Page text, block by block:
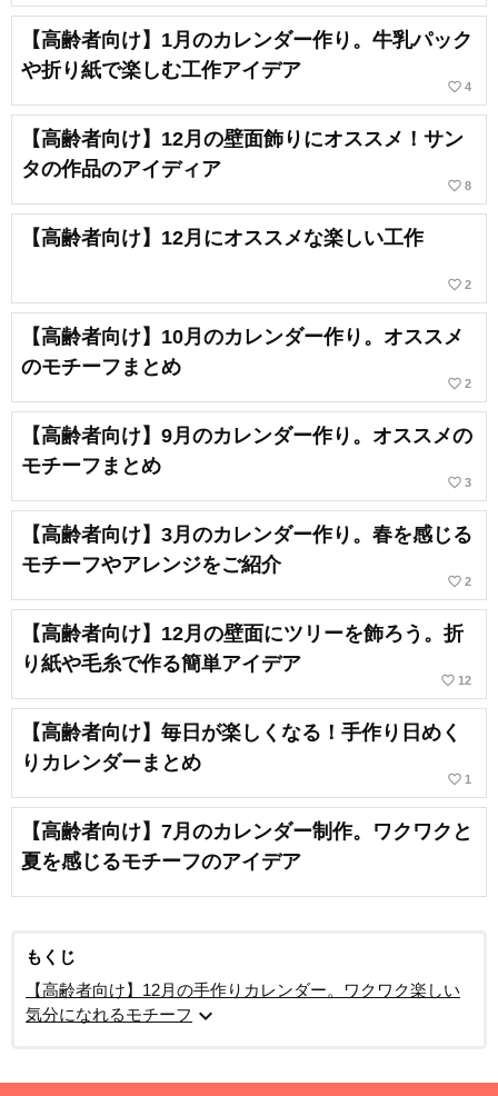
【高齢者向け】1月のカレンダー作り。牛乳パック
や折り紙で楽しむ工作アイデア
favorite_border 4
【高齢者向け】12月の壁面飾りにオススメ！サン
タの作品のアイディア
favorite_border 8
【高齢者向け】12月にオススメな楽しい工作
favorite_border 2
【高齢者向け】10月のカレンダー作り。オススメ
のモチーフまとめ
favorite_border 2
【高齢者向け】9月のカレンダー作り。オススメの
モチーフまとめ
favorite_border 3
【高齢者向け】3月のカレンダー作り。春を感じる
モチーフやアレンジをご紹介
favorite_border 2
【高齢者向け】12月の壁面にツリーを飾ろう。折
り紙や毛糸で作る簡単アイデア
favorite_border 12
【高齢者向け】毎日が楽しくなる！手作り日めく
りカレンダーまとめ
favorite_border 1
【高齢者向け】7月のカレンダー制作。ワクワクと
夏を感じるモチーフのアイデア
もくじ
【高齢者向け】12月の手作りカレンダー。ワクワク楽しい
気分になれるモチーフ expand_more